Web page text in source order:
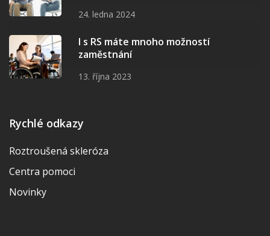
24. ledna 2024
I s RS máte mnoho možností
zaměstnání
13. října 2023
Rychlé odkazy
Roztroušená skleróza
Centra pomoci
Novinky